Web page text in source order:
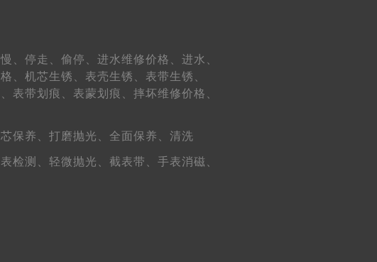
前预约）
、 停走、 偷停、 进水维修价格、 进水、
、 机芯生锈、 表壳生锈、 表带生锈、
表带划痕、 表蒙划痕、 摔坏维修价格、
保养、 打磨抛光、 全面保养、 清洗
检测、 轻微抛光、 截表带、 手表消磁、